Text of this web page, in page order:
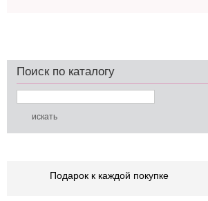
Поиск по каталогу
Подарок к каждой покупке